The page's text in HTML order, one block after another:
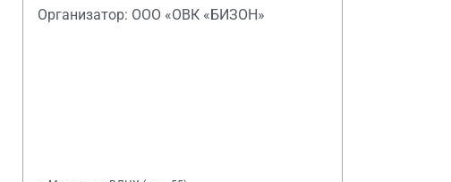
Организатор: ООО «ОВК «БИЗОН»